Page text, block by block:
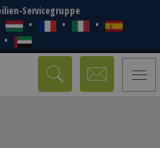
Servicegruppe
Toggle